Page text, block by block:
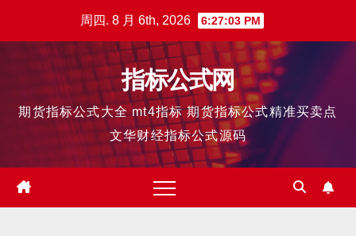
周四. 8 月 6th, 2026 6:27:04 PM
指标公式网
期货指标公式大全 mt4指标 期货指标公式精准买卖点
文华财经指标公式源码